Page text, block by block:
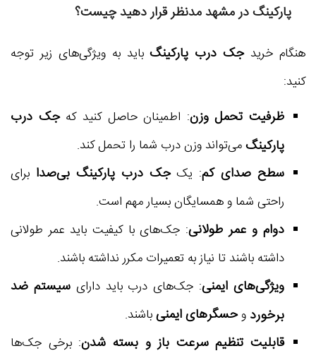
پارکینگ در مشهد مدنظر قرار دهید چیست؟
هنگام خریدجک درب پارکینگباید به ویژگی‌های زیر توجه
کنید:
ظرفیت تحمل وزن: اطمینان حاصل کنید کهجک درب
پارکینگمی‌تواند وزن درب شما را تحمل کند.
سطح صدای کم: یکجک درب پارکینگ بی‌صدا برای
راحتی شما و همسایگان بسیار مهم است.
دوام و عمر طولانی: جک‌های با کیفیت باید عمر طولانی
داشته باشند تا نیاز به تعمیرات مکرر نداشته باشند.
ویژگی‌های ایمنی: جک‌های درب باید دارایسیستم ضد
برخورد وحسگرهای ایمنیباشند.
قابلیت تنظیم سرعت باز و بسته شدن: برخی جک‌ها